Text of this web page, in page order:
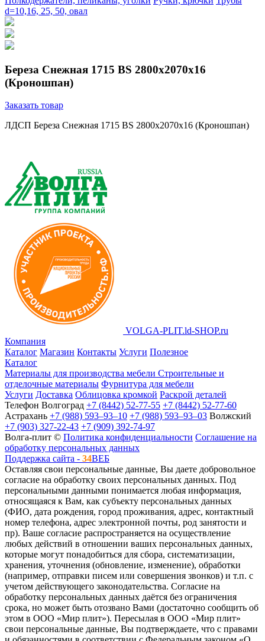
d=10,16, 25, 50, овал
Береза Снежная 1715 BS 2800х2070х16
(Кроношпан)
Заказать товар
ЛДСП Береза Снежная 1715 BS 2800х2070х16 (Кроношпан)
VOLGA-PLIT.ld-SHOP.ru
Компания
Каталог Магазин Контакты Услуги Полезное
Каталог
Материалы для производства мебели Строительные и
отделочные материалы Фурнитура для мебели
Услуги Доставка Облицовка кромкой Раскрой деталей
Телефон Волгоград +7 (8442) 52-77-55 +7 (8442) 52-77-60
Астрахань +7 (988) 593‒93‒10 +7 (988) 593‒93‒03 Волжский
+7 (903) 327-22-43 +7 (909) 392-74-97
Волга-плит © Политика конфиденциальности Соглашение на
обработку персональных данных
Поддержка сайта - 34ВЕБ
Оставляя свои персональные данные, Вы даете добровольное
согласие на обработку своих персональных данных. Под
персональными данными понимается любая информация,
относящаяся к Вам, как субъекту персональных данных
(ФИО, дата рождения, город проживания, адрес, контактный
номер телефона, адрес электронной почты, род занятости и
пр). Ваше согласие распространяется на осуществление
любых действий в отношении ваших персональных данных,
которые могут понадобиться для сбора, систематизации,
хранения, уточнения (обновление, изменение), обработки
(например, отправки писем или совершения звонков) и т.п. с
учетом действующего законодательства. Согласие на
обработку персональных данных даётся без ограничения
срока, но может быть отозвано Вами (достаточно сообщить об
этом в ООО «Мир плит»). Пересылая в ООО «Мир плит»
свои персональные данные, Вы подтверждаете, что с правами